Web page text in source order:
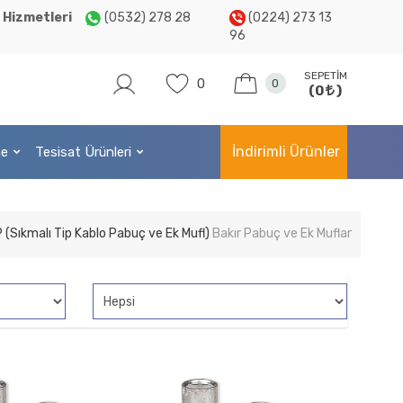
Hizmetleri (0532) 278 28
(0224) 273 13
96
0 0
SEPETIM
(0 )
Tesisat Ürünleri İndirimli Ürünler
(Sıkmalı Tip Kablo Pabuç ve Ek Mufl) Bakır Pabuç ve Ek Muflar